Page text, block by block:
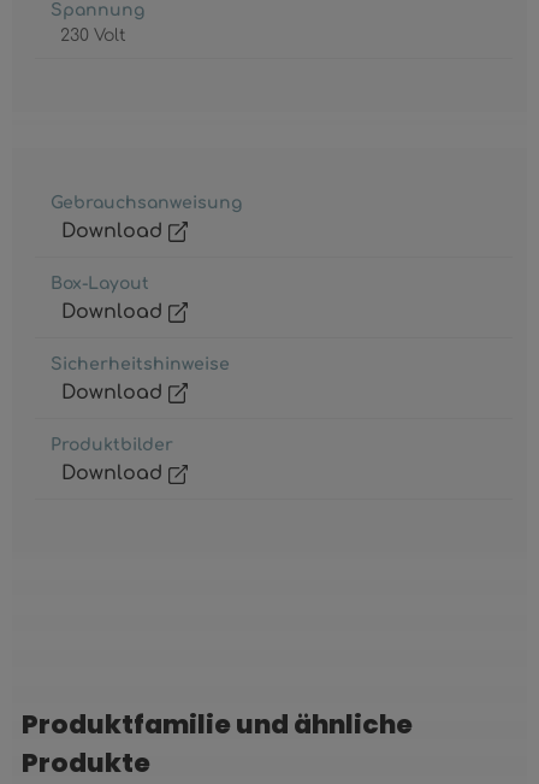
Spannung
230 Volt
Gebrauchsanweisung
Download
Box-Layout
Download
Sicherheitshinweise
Download
Produktbilder
Download
Produktgalerie überspringen
Produktfamilie und ähnliche
Produkte